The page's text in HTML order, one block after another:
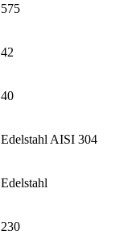
575
42
40
Edelstahl AISI 304
Edelstahl
230